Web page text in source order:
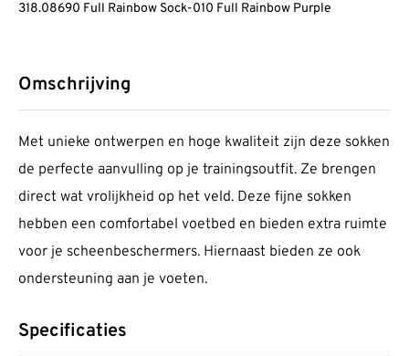
318.08690 Full Rainbow Sock-010 Full Rainbow Purple
Omschrijving
Met unieke ontwerpen en hoge kwaliteit zijn deze sokken
de perfecte aanvulling op je trainingsoutfit. Ze brengen
direct wat vrolijkheid op het veld. Deze fijne sokken
hebben een comfortabel voetbed en bieden extra ruimte
voor je scheenbeschermers. Hiernaast bieden ze ook
ondersteuning aan je voeten.
Specificaties